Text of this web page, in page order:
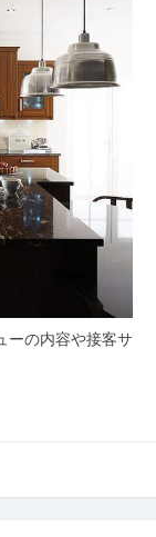
ーの内容や接客サ